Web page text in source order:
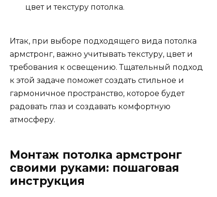
цвет и текстуру потолка.
Итак, при выборе подходящего вида потолка
армстронг, важно учитывать текстуру, цвет и
требования к освещению. Тщательный подход
к этой задаче поможет создать стильное и
гармоничное пространство, которое будет
радовать глаз и создавать комфортную
атмосферу.
Монтаж потолка армстронг
своими руками: пошаговая
инструкция